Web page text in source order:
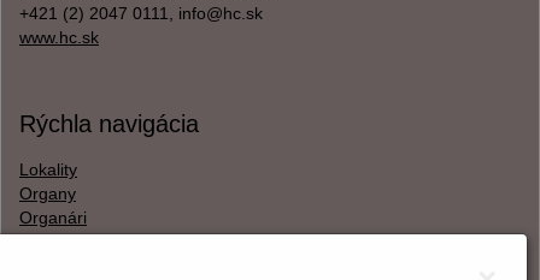
+421 (2) 2047 0111, info@hc.sk
www.hc.sk
Rýchla navigácia
Lokality
Organy
Organári